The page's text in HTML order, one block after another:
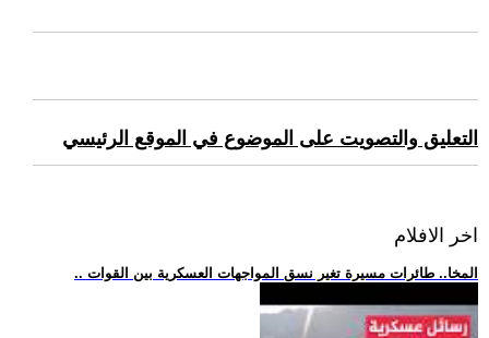
التعليق والتصويت على الموضوع في الموقع الرئيسي
اخر الافلام
.. المخا.. طائرات مسيرة تغير نسق المواجهات العسكرية بين القوات